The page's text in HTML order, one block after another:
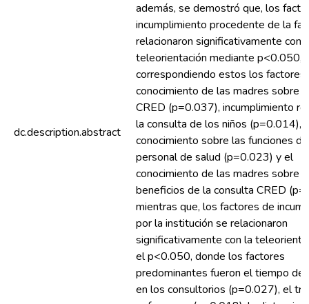
dc.description.abstract
además, se demostró que, los
incumplimiento procedente de la
relacionaron significativamente con
teleorientación mediante p<0.050,
correspondiendo estos los factores
conocimiento de las madres sobre
CRED (p=0.037), incumplimiento
la consulta de los niños (p=0.014),
conocimiento sobre las funciones
personal de salud (p=0.023) y el
conocimiento de las madres sobre
beneficios de la consulta CRED
mientras que, los factores de
por la institución se relacionaron
significativamente con la
el p<0.050, donde los factores
predominantes fueron el tiempo de
en los consultorios (p=0.027), el